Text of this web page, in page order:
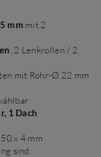
mm mit 2
, 2 Lenkrollen / 2
mit Rohr-Ø 22 mm
1 Dach
x 4 mm
sind